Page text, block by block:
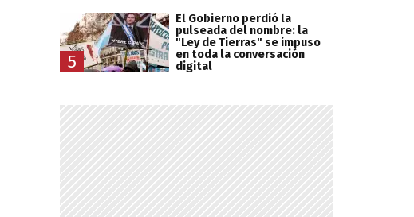
5
El Gobierno perdió la
pulseada del nombre: la
"Ley de Tierras" se impuso
en toda la conversación
digital